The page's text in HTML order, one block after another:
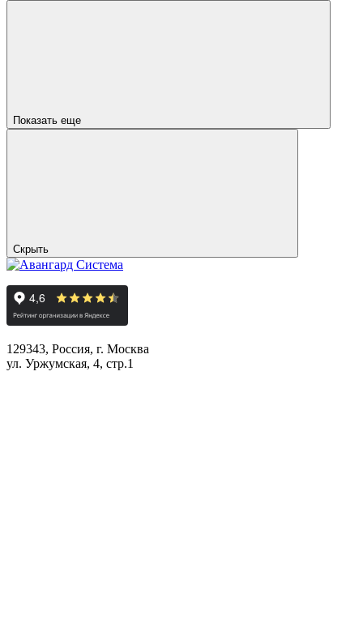
Показать еще
Скрыть
129343, Россия, г. Москва
ул. Уржумская, 4, стр.1